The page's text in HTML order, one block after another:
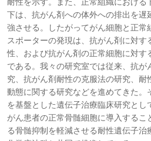
下は、抗がん剤への体外への排出を遅
強させる。したがってがん細胞と正常
スポーターの発現は、抗がん剤に対
性、および抗がん剤の正常細胞に対す
である。我々の研究室では従来、抗が
究、抗がん剤耐性の克服法の研究、耐
動態に関する研究などを進めてきた。
を基盤とした遺伝子治療臨床研究とし
がん患者の正常骨髄細胞に導入するこ
る骨髄抑制を軽減させる耐性遺伝子